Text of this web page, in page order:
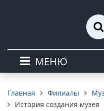
МЕНЮ
Главная Филиалы
История создания музея